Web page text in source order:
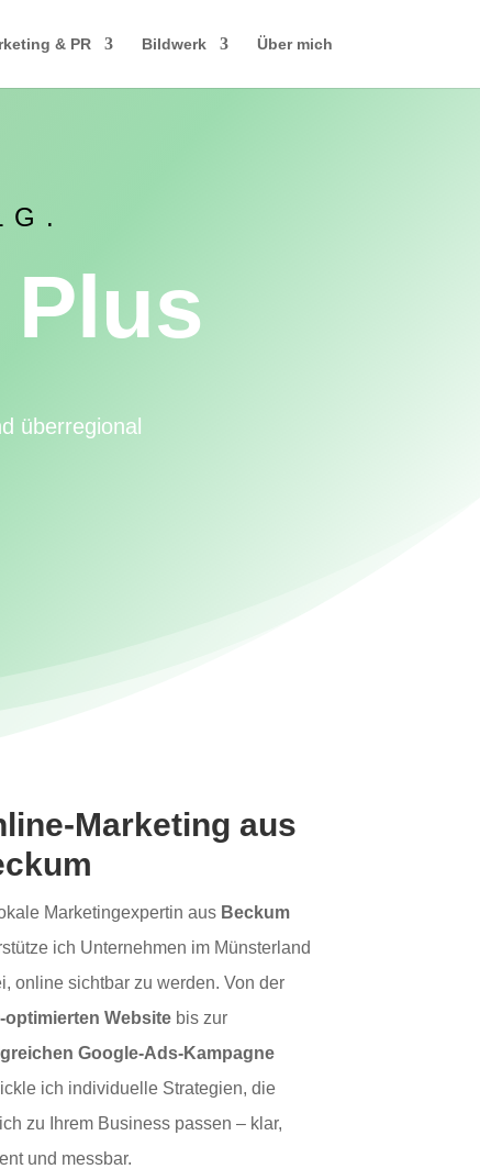
& PR Bildwerk Über mich
Plus
überregional
Marketing aus
Marketingexpertin aus Beckum
ich Unternehmen im Münsterland
online sichtbar zu werden. Von der
Websitebis zur
Google‑Ads‑Kampagne
ich individuelle Strategien, die
zu Ihrem Business passen – klar,
und messbar.